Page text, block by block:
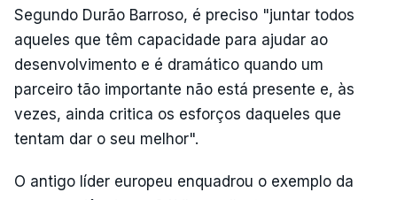
Segundo Durão Barroso, é preciso "juntar todos
aqueles que têm capacidade para ajudar ao
desenvolvimento e é dramático quando um
parceiro tão importante não está presente e, às
vezes, ainda critica os esforços daqueles que
tentam dar o seu melhor".
O antigo líder europeu enquadrou o exemplo da